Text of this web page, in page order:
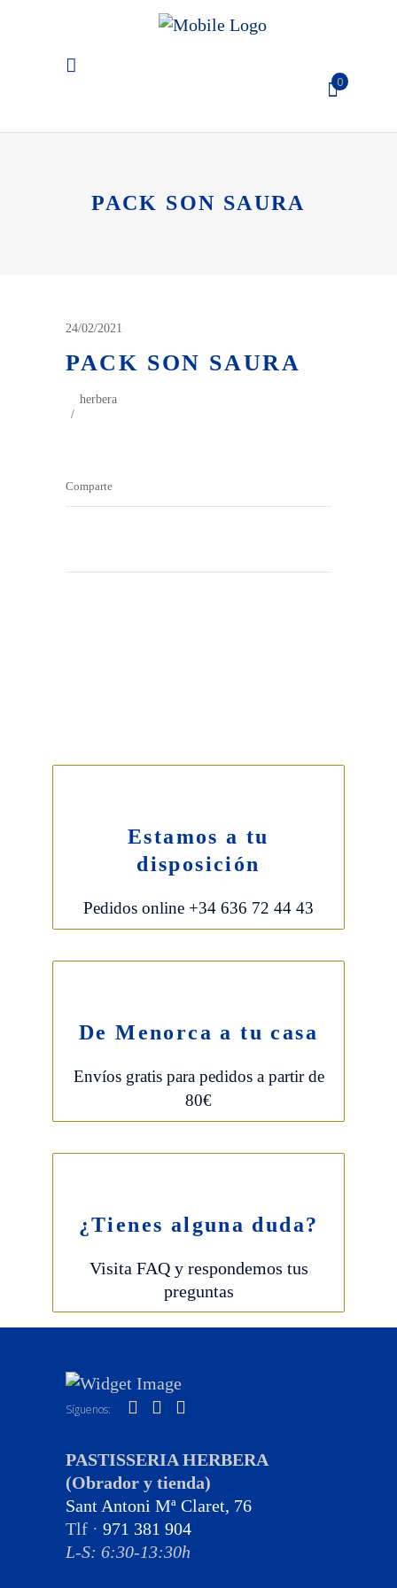
0
El carro de la compra está
PACK SON SAURA
24/02/2021
PACK SON SAURA
herbera
Comparte
Estamos a tu
disposición
Pedidos online +34 636 72 44 43
De Menorca a tu casa
Envíos gratis para pedidos a partir de
80€
¿Tienes alguna duda?
Visita FAQ y respondemos tus
preguntas
Síguenos:
PASTISSERIA HERBERA
(Obrador y tienda)
Sant Antoni Mª Claret, 76
Tlf · 971 381 904
L-S: 6:30-13:30h